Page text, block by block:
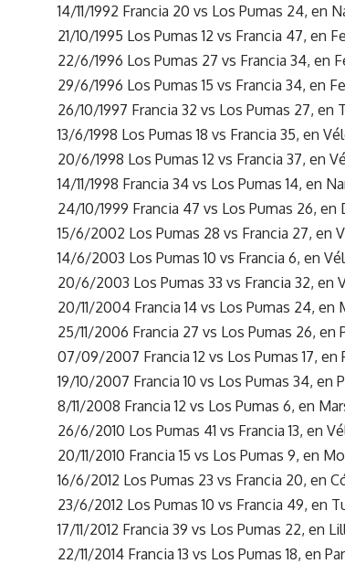
14/11/1992 Francia 20 vs Los Pumas 24, en
21/10/1995 Los Pumas 12 vs Francia 47, en
22/6/1996 Los Pumas 27 vs Francia 34, en
29/6/1996 Los Pumas 15 vs Francia 34, en
26/10/1997 Francia 32 vs Los Pumas 27, en
13/6/1998 Los Pumas 18 vs Francia 35, en
20/6/1998 Los Pumas 12 vs Francia 37, en
14/11/1998 Francia 34 vs Los Pumas 14, en
24/10/1999 Francia 47 vs Los Pumas 26,
15/6/2002 Los Pumas 28 vs Francia 27, en
14/6/2003 Los Pumas 10 vs Francia 6, en
20/6/2003 Los Pumas 33 vs Francia 32, en
20/11/2004 Francia 14 vs Los Pumas 24, en
25/11/2006 Francia 27 vs Los Pumas 26, en
07/09/2007 Francia 12 vs Los Pumas 17, en
19/10/2007 Francia 10 vs Los Pumas 34, en
8/11/2008 Francia 12 vs Los Pumas 6, en
26/6/2010 Los Pumas 41 vs Francia 13, en
20/11/2010 Francia 15 vs Los Pumas 9, en
16/6/2012 Los Pumas 23 vs Francia 20, en
23/6/2012 Los Pumas 10 vs Francia 49, en
17/11/2012 Francia 39 vs Los Pumas 22, en
22/11/2014 Francia 13 vs Los Pumas 18, en